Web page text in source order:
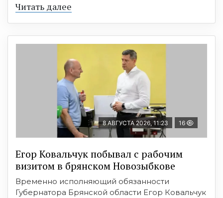
Читать далее
8 АВГУСТА 2026, 11:23 16
Егор Ковальчук побывал с рабочим
визитом в брянском Новозыбкове
Временно исполняющий обязанности
Губернатора Брянской области Егор Ковальчук